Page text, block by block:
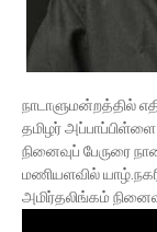
நாடாளுமன்றத்தில்
தமிழர்
நினைவுப் பேருரை
மணியளவில்
அமிர்தலிங்கம்